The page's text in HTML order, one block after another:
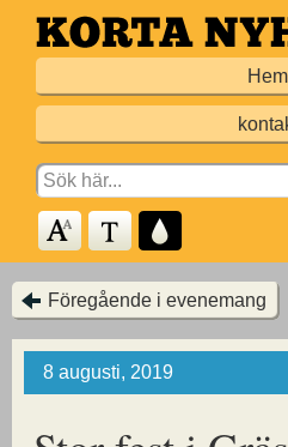
Hoppa
till
Hem
Search
for:
Föregående i evenemang
8 augusti, 2019